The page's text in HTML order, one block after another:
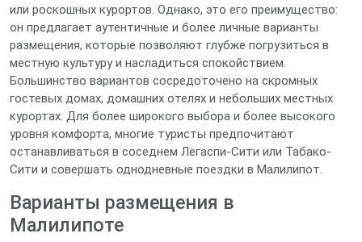
или роскошных курортов. Однако, это его преимущество:
он предлагает аутентичные и более личные варианты
размещения, которые позволяют глубже погрузиться в
местную культуру и насладиться спокойствием.
Большинство вариантов сосредоточено на скромных
гостевых домах, домашних отелях и небольших местных
курортах. Для более широкого выбора и более высокого
уровня комфорта, многие туристы предпочитают
останавливаться в соседнем Легаспи-Сити или Табако-
Сити и совершать однодневные поездки в Малилипот.
Варианты размещения в
Малилипоте